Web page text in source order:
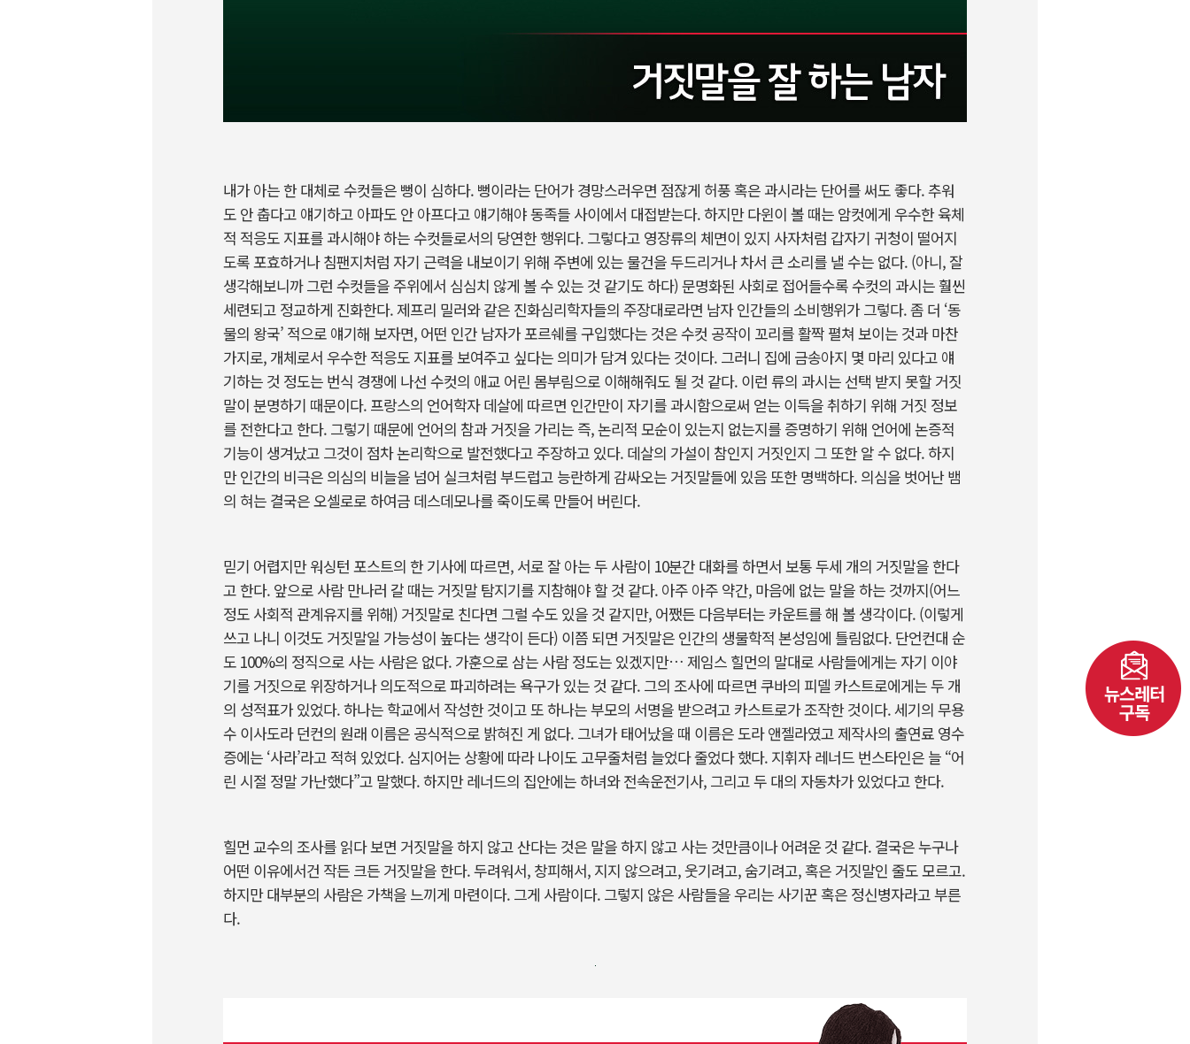
내가 아는 한 대체로 수컷들은 뻥이 심하다. 뻥이라는 단어가 경망스러우면 점잖게 허풍 혹은 과시라는 단어를 써도 좋다. 추워
도 안 춥다고 얘기하고 아파도 안 아프다고 얘기해야 동족들 사이에서 대접받는다. 하지만 다윈이 볼 때는 암컷에게 우수한 육체
적 적응도 지표를 과시해야 하는 수컷들로서의 당연한 행위다. 그렇다고 영장류의 체면이 있지 사자처럼 갑자기 귀청이 떨어지
도록 포효하거나 침팬지처럼 자기 근력을 내보이기 위해 주변에 있는 물건을 두드리거나 차서 큰 소리를 낼 수는 없다. (아니, 잘
생각해보니까 그런 수컷들을 주위에서 심심치 않게 볼 수 있는 것 같기도 하다) 문명화된 사회로 접어들수록 수컷의 과시는 훨씬
세련되고 정교하게 진화한다. 제프리 밀러와 같은 진화심리학자들의 주장대로라면 남자 인간들의 소비행위가 그렇다. 좀 더 ‘동
물의 왕국’ 적으로 얘기해 보자면, 어떤 인간 남자가 포르쉐를 구입했다는 것은 수컷 공작이 꼬리를 활짝 펼쳐 보이는 것과 마찬
가지로, 개체로서 우수한 적응도 지표를 보여주고 싶다는 의미가 담겨 있다는 것이다. 그러니 집에 금송아지 몇 마리 있다고 얘
기하는 것 정도는 번식 경쟁에 나선 수컷의 애교 어린 몸부림으로 이해해줘도 될 것 같다. 이런 류의 과시는 선택 받지 못할 거짓
말이 분명하기 때문이다. 프랑스의 언어학자 데살에 따르면 인간만이 자기를 과시함으로써 얻는 이득을 취하기 위해 거짓 정보
를 전한다고 한다. 그렇기 때문에 언어의 참과 거짓을 가리는 즉, 논리적 모순이 있는지 없는지를 증명하기 위해 언어에 논증적
기능이 생겨났고 그것이 점차 논리학으로 발전했다고 주장하고 있다. 데살의 가설이 참인지 거짓인지 그 또한 알 수 없다. 하지
만 인간의 비극은 의심의 비늘을 넘어 실크처럼 부드럽고 능란하게 감싸오는 거짓말들에 있음 또한 명백하다. 의심을 벗어난 뱀
의 혀는 결국은 오셀로로 하여금 데스데모나를 죽이도록 만들어 버린다.
믿기 어렵지만 워싱턴 포스트의 한 기사에 따르면, 서로 잘 아는 두 사람이 10분간 대화를 하면서 보통 두세 개의 거짓말을 한다
고 한다. 앞으로 사람 만나러 갈 때는 거짓말 탐지기를 지참해야 할 것 같다. 아주 아주 약간, 마음에 없는 말을 하는 것까지(어느
정도 사회적 관계유지를 위해) 거짓말로 친다면 그럴 수도 있을 것 같지만, 어쨌든 다음부터는 카운트를 해 볼 생각이다. (이렇게
쓰고 나니 이것도 거짓말일 가능성이 높다는 생각이 든다) 이쯤 되면 거짓말은 인간의 생물학적 본성임에 틀림없다. 단언컨대 순
도 100%의 정직으로 사는 사람은 없다. 가훈으로 삼는 사람 정도는 있겠지만… 제임스 힐먼의 말대로 사람들에게는 자기 이야
기를 거짓으로 위장하거나 의도적으로 파괴하려는 욕구가 있는 것 같다. 그의 조사에 따르면 쿠바의 피델 카스트로에게는 두 개
의 성적표가 있었다. 하나는 학교에서 작성한 것이고 또 하나는 부모의 서명을 받으려고 카스트로가 조작한 것이다. 세기의 무용
수 이사도라 던컨의 원래 이름은 공식적으로 밝혀진 게 없다. 그녀가 태어났을 때 이름은 도라 앤젤라였고 제작사의 출연료 영수
증에는 ‘사라’라고 적혀 있었다. 심지어는 상황에 따라 나이도 고무줄처럼 늘었다 줄었다 했다. 지휘자 레너드 번스타인은 늘 “어
린 시절 정말 가난했다”고 말했다. 하지만 레너드의 집안에는 하녀와 전속운전기사, 그리고 두 대의 자동차가 있었다고 한다.
힐먼 교수의 조사를 읽다 보면 거짓말을 하지 않고 산다는 것은 말을 하지 않고 사는 것만큼이나 어려운 것 같다. 결국은 누구나
어떤 이유에서건 작든 크든 거짓말을 한다. 두려워서, 창피해서, 지지 않으려고, 웃기려고, 숨기려고, 혹은 거짓말인 줄도 모르고.
하지만 대부분의 사람은 가책을 느끼게 마련이다. 그게 사람이다. 그렇지 않은 사람들을 우리는 사기꾼 혹은 정신병자라고 부른
다.